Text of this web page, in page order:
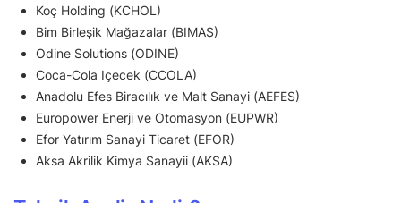
Koç Holding (KCHOL)
Bim Birleşik Mağazalar (BIMAS)
Odine Solutions (ODINE)
Coca-Cola Içecek (CCOLA)
Anadolu Efes Biracılık ve Malt Sanayi (AEFES)
Europower Enerji ve Otomasyon (EUPWR)
Efor Yatırım Sanayi Ticaret (EFOR)
Aksa Akrilik Kimya Sanayii (AKSA)